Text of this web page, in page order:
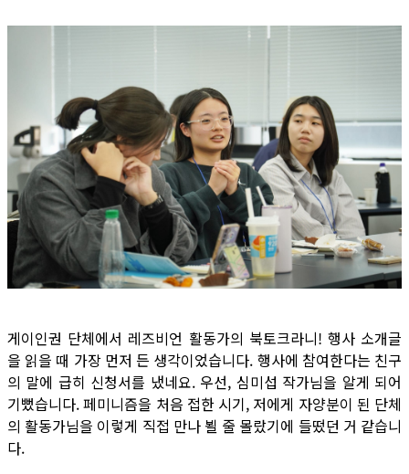
게이인권 단체에서 레즈비언 활동가의 북토크라니! 행사 소개글
을 읽을 때 가장 먼저 든 생각이었습니다. 행사에 참여한다는 친구
의 말에 급히 신청서를 냈네요. 우선, 심미섭 작가님을 알게 되어
기뻤습니다. 페미니즘을 처음 접한 시기, 저에게 자양분이 된 단체
의 활동가님을 이렇게 직접 만나 뵐 줄 몰랐기에 들떴던 거 같습니
다.